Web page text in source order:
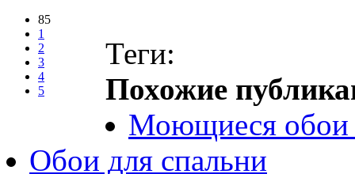
85
1
2
3
4
5
Теги:
Похожие
Моющиеся обои
Обои для спальни